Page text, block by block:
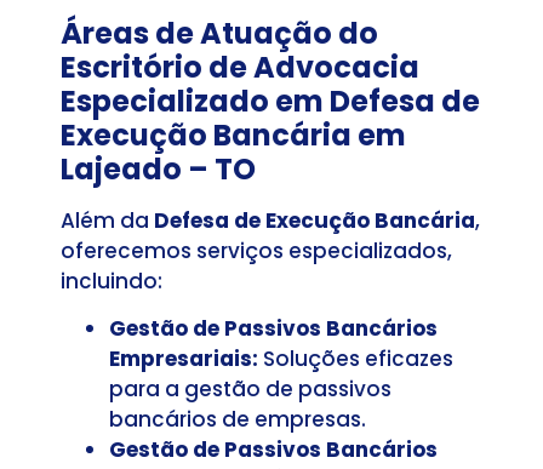
Áreas de Atuação do
Escritório de Advocacia
Especializado em Defesa de
Execução Bancária em
Lajeado – TO
Além da Defesa de Execução Bancária,
oferecemos serviços especializados,
incluindo:
Gestão de Passivos Bancários
Empresariais: Soluções eficazes
para a gestão de passivos
bancários de empresas.
Gestão de Passivos Bancários